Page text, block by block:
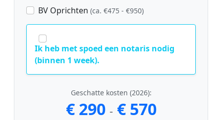
BV Oprichten (ca. €475 - €950)
Ik heb met spoed een notaris nodig
(binnen 1 week).
Geschatte kosten (2026):
€ 290 - € 570